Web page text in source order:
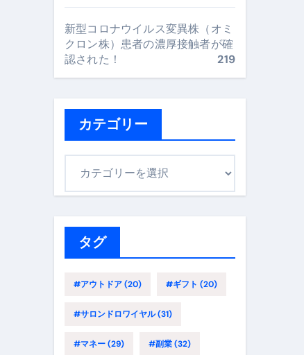
目的別に失敗しない
リスト（高齢者にも）
散り対策の選び方
に“満足度MAX”で食べるコツ
新型コロナウイルス変異株（オミ
クロン株）患者の濃厚接触者が確
認された！
219
カテゴリー
タグ
#アウトドア(20) #ギフト (20)
#サロンドロワイヤル(31)
#マネー(29) #副業(32)